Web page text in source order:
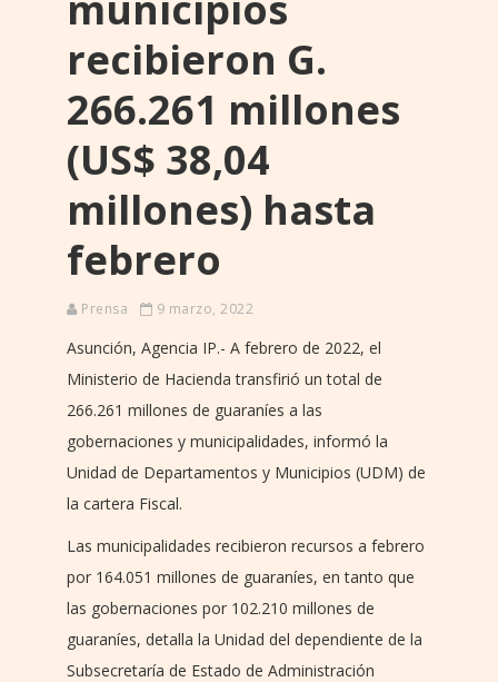
recibieron G.
266.261 millones
(US$ 38,04
millones) hasta
febrero
Prensa 9 marzo, 2022
Asunción, Agencia IP.- A febrero de 2022, el
Ministerio de Hacienda transfirió un total de
266.261 millones de guaraníes a las
gobernaciones y municipalidades, informó la
Unidad de Departamentos y Municipios (UDM) de
la cartera Fiscal.
Las municipalidades recibieron recursos a febrero
por 164.051 millones de guaraníes, en tanto que
las gobernaciones por 102.210 millones de
guaraníes, detalla la Unidad del dependiente de la
Subsecretaría de Estado de Administración